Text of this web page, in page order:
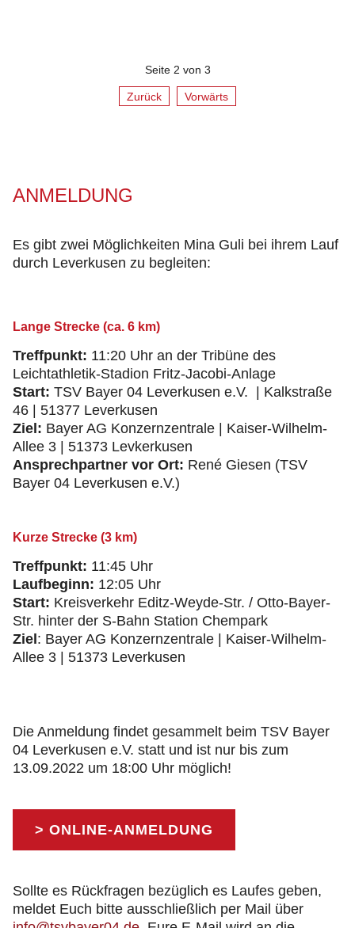
Seite 2 von 3
Zurück Vorwärts
ANMELDUNG
Es gibt zwei Möglichkeiten Mina Guli bei ihrem Lauf
durch Leverkusen zu begleiten:
Lange Strecke (ca. 6 km)
Treffpunkt: 11:20 Uhr an der Tribüne des
Leichtathletik-Stadion Fritz-Jacobi-Anlage
Start: TSV Bayer 04 Leverkusen e.V. | Kalkstraße
46 | 51377 Leverkusen
Ziel: Bayer AG Konzernzentrale | Kaiser-Wilhelm-
Allee 3 | 51373 Levkerkusen
Ansprechpartner vor Ort: René Giesen (TSV
Bayer 04 Leverkusen e.V.)
Kurze Strecke (3 km)
Treffpunkt: 11:45 Uhr
Laufbeginn: 12:05 Uhr
Start: Kreisverkehr Editz-Weyde-Str. / Otto-Bayer-
Str. hinter der S-Bahn Station Chempark
Ziel : Bayer AG Konzernzentrale | Kaiser-Wilhelm-
Allee 3 | 51373 Leverkusen
Die Anmeldung findet gesammelt beim TSV Bayer
04 Leverkusen e.V. statt und ist nur bis zum
13.09.2022 um 18:00 Uhr möglich!
> ONLINE-ANMELDUNG
Sollte es Rückfragen bezüglich es Laufes geben,
meldet Euch bitte ausschließlich per Mail über